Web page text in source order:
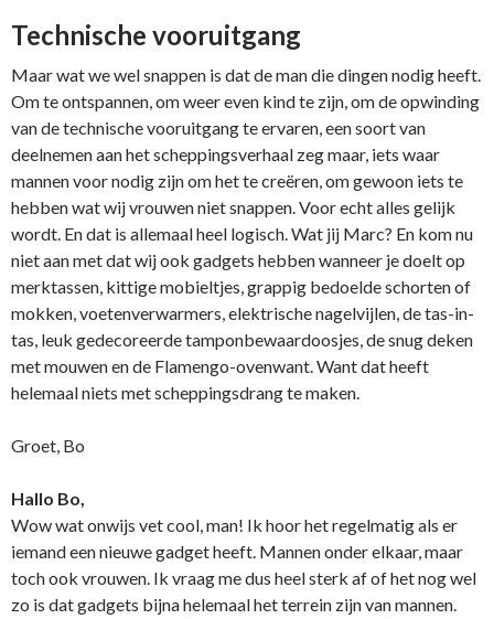
Technische vooruitgang
Maar wat we wel snappen is dat de man die dingen nodig heeft.
Om te ontspannen, om weer even kind te zijn, om de opwinding
van de technische vooruitgang te ervaren, een soort van
deelnemen aan het scheppingsverhaal zeg maar, iets waar
mannen voor nodig zijn om het te creëren, om gewoon iets te
hebben wat wij vrouwen niet snappen. Voor echt alles gelijk
wordt. En dat is allemaal heel logisch. Wat jij Marc? En kom nu
niet aan met dat wij ook gadgets hebben wanneer je doelt op
merktassen, kittige mobieltjes, grappig bedoelde schorten of
mokken, voetenverwarmers, elektrische nagelvijlen, de tas-in-
tas, leuk gedecoreerde tamponbewaardoosjes, de snug deken
met mouwen en de Flamengo-ovenwant. Want dat heeft
helemaal niets met scheppingsdrang te maken.
Groet, Bo
Hallo Bo,
Wow wat onwijs vet cool, man! Ik hoor het regelmatig als er
iemand een nieuwe gadget heeft. Mannen onder elkaar, maar
toch ook vrouwen. Ik vraag me dus heel sterk af of het nog wel
zo is dat gadgets bijna helemaal het terrein zijn van mannen.